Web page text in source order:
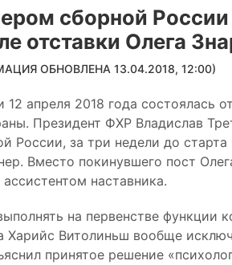
сборной
отставки Олега
ОБНОВЛЕНА 13.04.2018, 12:00)
12 апреля 2018 года состоялась
Президент ФХР Владислав
России, за три недели до
Вместо покинувшего пост
наставника.
на первенстве функции
Харийс Витолиньш вообще
принятое решение